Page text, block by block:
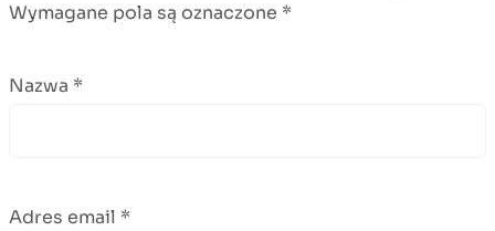
Wymagane pola są oznaczone *
Nazwa *
Adres email *